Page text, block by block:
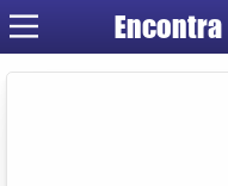
Encontra